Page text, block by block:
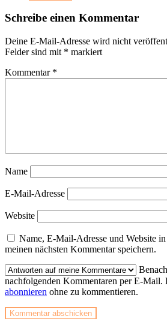
Schreibe einen Kommentar
Deine E-Mail-Adresse wird nicht
Felder sind mit * markiert
Kommentar *
Name
E-Mail-Adresse
Website
Name, E-Mail-Adresse und Website
meinen nächsten Kommentar speichern.
nachfolgenden Kommentaren per E-Mail.
abonnieren ohne zu kommentieren.